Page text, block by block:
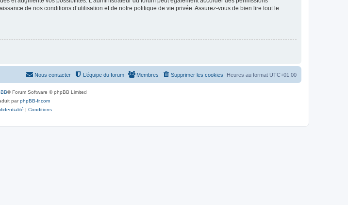
de nos conditions d’utilisation et de notre politique de vie privée. Assurez-vous de bien lire tout le
Heures au format UTC+01:00
Supprimer les cookies
Membres
L’équipe du forum
Nous contacter
® Forum Software © phpBB Limited
parphpBB-fr.com
| Conditions